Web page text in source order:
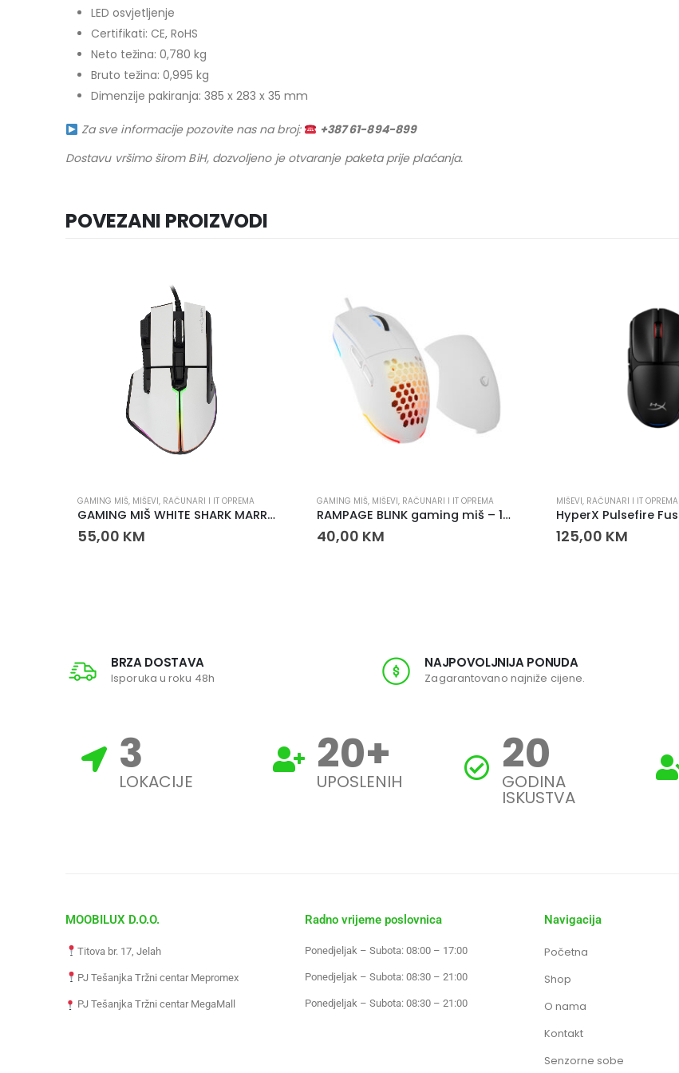
LED osvjetljenje
Certifikati: CE, RoHS
Neto težina: 0,780 kg
Bruto težina: 0,995 kg
Dimenzije pakiranja: 385 x 283 x 35 mm
Za sve informacije pozovite nas na broj:
+387 61-894-899
Dostavu vršimo širom BiH, dozvoljeno je otvaranje paketa prije plaćanja.
POVEZANI PROIZVODI
GAMING MIŠ, MIŠEVI, RAČUNARI I IT OPREMA
GAMING MIŠ WHITE SHARK MARROK
55,00 KM
GAMING MIŠ, MIŠEVI, RAČUNARI I IT OPREMA
RAMPAGE BLINK gaming miš – 12800 DPI, INSTANT 825F senzor, 1000Hz
40,00 KM
MIŠEVI, RAČUNARI I IT OPREMA
125,00 KM
BRZA DOSTAVA
Isporuka u roku 48h
NAJPOVOLJNIJA PONUDA
Zagarantovano najniže cijene.
3
LOKACIJE 20+
UPOSLENIH 20
GODINA
ISKUSTVA
MOOBILUX D.O.O.
Titova br. 17, Jelah
PJ Tešanjka Tržni centar Mepromex
PJ Tešanjka Tržni centar MegaMall
Radno vrijeme poslovnica
Ponedjeljak – Subota: 08:00 – 17:00
Ponedjeljak – Subota: 08:30 – 21:00
Ponedjeljak – Subota: 08:30 – 21:00
Navigacija
Početna
Shop
O nama
Kontakt
Senzorne sobe